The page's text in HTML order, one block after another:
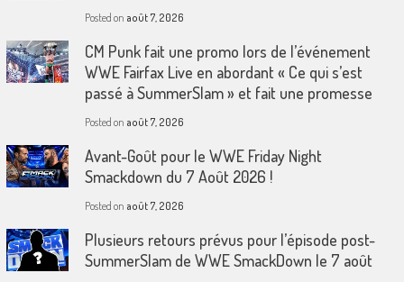
Posted on août 7, 2026
CM Punk fait une promo lors de l’événement
WWE Fairfax Live en abordant « Ce qui s’est
passé à SummerSlam » et fait une promesse
Posted on août 7, 2026
Avant-Goût pour le WWE Friday Night
Smackdown du 7 Août 2026 !
Posted on août 7, 2026
Plusieurs retours prévus pour l’épisode post-
SummerSlam de WWE SmackDown le 7 août